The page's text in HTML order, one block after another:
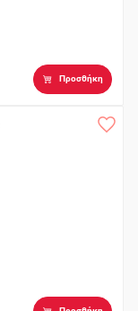
Προσθήκη